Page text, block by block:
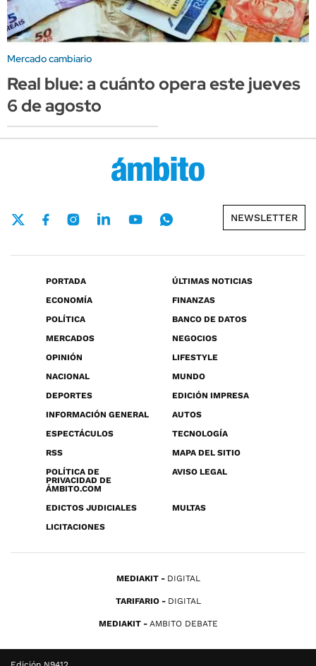
Mercado cambiario
Real blue: a cuánto opera este jueves
6 de agosto
NEWSLETTER
PORTADA
ÚLTIMAS NOTICIAS
ECONOMÍA
FINANZAS
POLÍTICA
BANCO DE DATOS
MERCADOS
NEGOCIOS
OPINIÓN
LIFESTYLE
NACIONAL
MUNDO
DEPORTES
EDICIÓN IMPRESA
INFORMACIÓN GENERAL
AUTOS
ESPECTÁCULOS
TECNOLOGÍA
RSS
MAPA DEL SITIO
POLÍTICA DE
PRIVACIDAD DE
ÁMBITO.COM
AVISO LEGAL
EDICTOS JUDICIALES
MULTAS
LICITACIONES
MEDIAKIT DIGITAL
TARIFARIO DIGITAL
MEDIAKIT AMBITO DEBATE